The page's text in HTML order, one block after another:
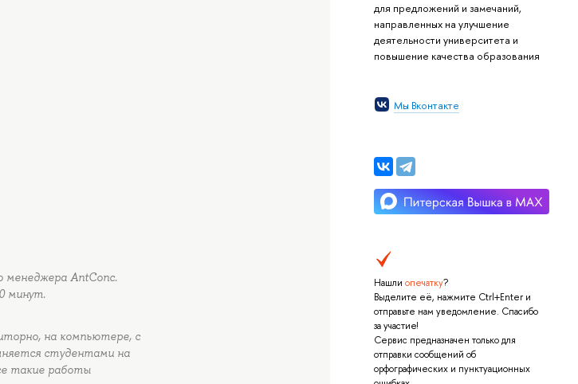
для предложений и замечаний,
направленных на улучшение
деятельности университета и
повышение качества образования
Мы Вконтакте
Нашли опечатку?
Выделите её, нажмите Ctrl+Enter и
отправьте нам уведомление. Спасибо
за участие!
Сервис предназначен только для
отправки сообщений об
орфографических и пунктуационных
менеджера AntConc.
минут.
на компьютере, с
студентами на
такие работы